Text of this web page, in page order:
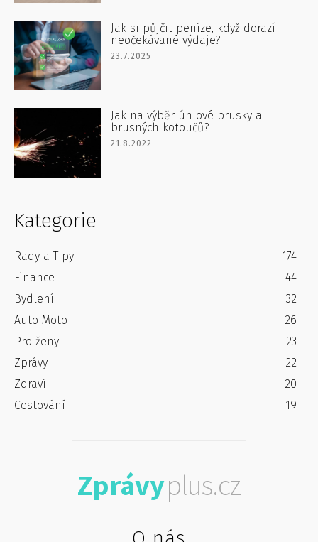
Jak si půjčit peníze, když dorazí
neočekávané výdaje?
23.7.2025
Jak na výběr úhlové brusky a
brusných kotoučů?
21.8.2022
Kategorie
Rady a Tipy
174
Finance
44
Bydlení
32
Auto Moto
26
Pro ženy
23
Zprávy
22
Zdraví
20
Cestování
19
Zprávyplus.cz